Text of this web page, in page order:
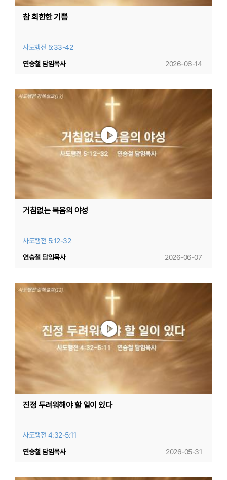
참 희한한 기쁨
사도행전 5:33-42
2026-06-14
연승철 담임목사
거침없는 복음의 야성
사도행전 5:12-32
2026-06-07
연승철 담임목사
진정 두려워해야 할 일이 있다
사도행전 4:32-5:11
2026-05-31
연승철 담임목사